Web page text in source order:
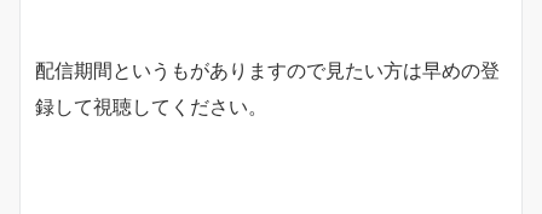
配信期間というもがありますので見たい方は早めの登
録して視聴してください。